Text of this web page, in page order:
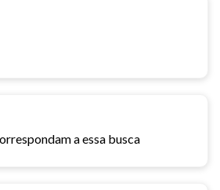
a essa busca